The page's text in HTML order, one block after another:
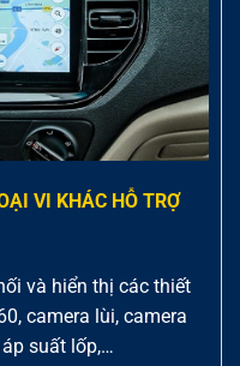
VI KHÁC HỖ TRỢ
và hiển thị các thiết
camera lùi, camera
suất lốp,…